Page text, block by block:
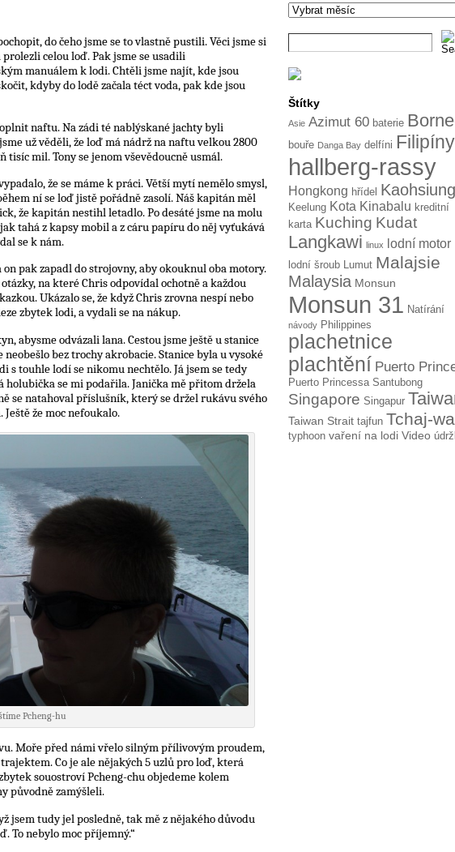
do čeho jsme se to vlastně pustili. Věci jsme si
celou loď. Pak jsme se usadili
manuálem k lodi. Chtěli jsme najít, kde jsou
kdyby do lodě začala téct voda, pak kde jsou
naftu. Na zádi té nablýskané jachty byli
už věděli, že loď má nádrž na naftu velkou 2800
mil. Tony se jenom vševědoucně usmál.
že se máme k práci. Větší mytí nemělo smysl,
ní se loď jistě pořádně zasolí. Náš kapitán měl
že kapitán nestihl letadlo. Po desáté jsme na molu
tahá z kapsy mobil a z cáru papíru do něj vyťukává
se k nám.
pak zapadl do strojovny, aby okouknul oba motory.
na které Chris odpovídal ochotně a každou
Ukázalo se, že když Chris zrovna nespí nebo
zbytek lodi, a vydali se na nákup.
abysme odvázali lana. Cestou jsme ještě u stanice
bez trochy akrobacie. Stanice byla u vysoké
touhle lodí se nikomu nechtělo. Já jsem se tedy
holubička se mi podařila. Janička mě přitom držela
se natahoval příslušník, který se držel rukávu svého
že moc nefoukalo.
Pcheng-hu
Moře před námi vřelo silným přílivovým proudem,
Co je ale nějakých 5 uzlů pro loď, která
souostroví Pcheng-chu objedeme kolem
původně zamýšleli.
jsem tudy jel posledně, tak mě z nějakého důvodu
To nebylo moc příjemný.“
Štítky
Asie Azimut 60 baterie
bouře Danga Bay delfíni Filipíny
hallberg-rassy
Hongkong hřídel Kaohsiung
Keelung Kota Kinabalu kreditní
karta Kuching Kudat
Langkawi linux lodní motor
lodní šroub Lumut Malajsie
Malaysia Monsun
Monsun 31 Natírání
návody Philippines
plachetnice
plachtění Puerto
Puerto Princessa Santubong
Singapore Singapur
Taiwan Strait tajfun Tchaj-
typhoon vaření na lodi Video